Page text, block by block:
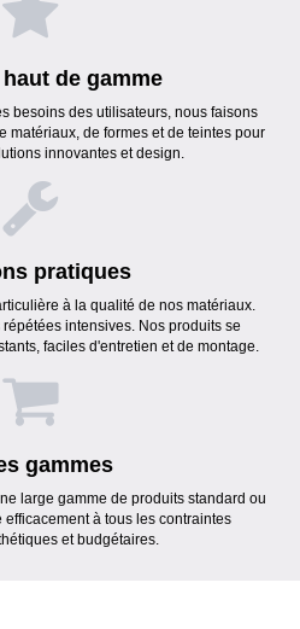
de gamme
besoins des utilisateurs, nous faisons
matériaux, de formes et de teintes pour
innovantes et design.
pratiques
à la qualité de nos matériaux.
intensives. Nos produits se
faciles d'entretien et de montage.
gammes
large gamme de produits standard ou
à tous les contraintes
et budgétaires.